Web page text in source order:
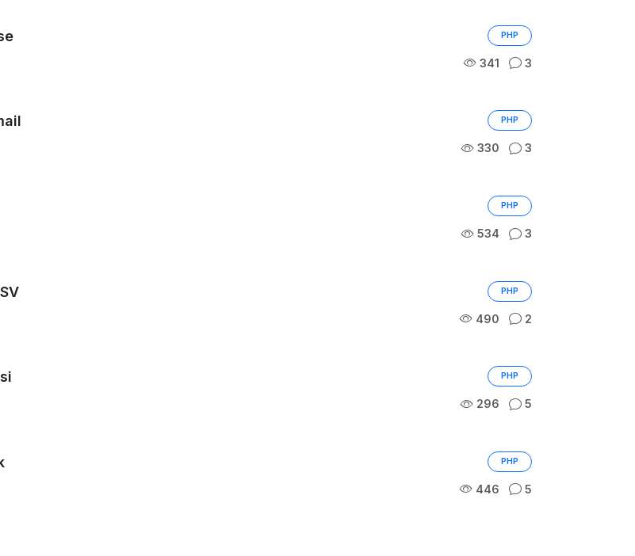
PHP
341 3
PHP
330 3
PHP
534 3
PHP
490 2
PHP
296 5
PHP
446 5